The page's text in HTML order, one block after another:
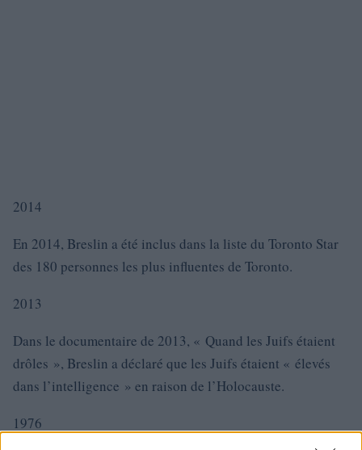
2014
En 2014, Breslin a été inclus dans la liste du Toronto Star
des 180 personnes les plus influentes de Toronto.
2013
Dans le documentaire de 2013, « Quand les Juifs étaient
drôles », Breslin a déclaré que les Juifs étaient « élevés
dans l’intelligence » en raison de l’Holocauste.
1976